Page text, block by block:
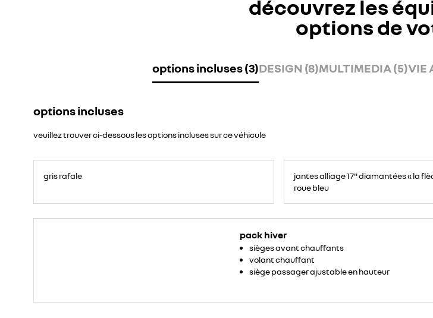
découvrez les
options de
options incluses (3)DESIGN (8)MULTIMEDIA (5)VIE
options incluses
veuillez trouver ci-dessous les options incluses sur ce véhicule
gris rafale
jantes alliage 17'' diamantées « la
roue bleu
pack hiver
sièges avant chauffants
volant chauffant
siège passager ajustable en hauteur